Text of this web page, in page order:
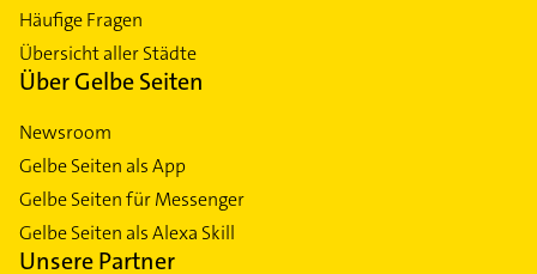
Häufige Fragen
Übersicht aller Städte
Über Gelbe Seiten
Newsroom
Gelbe Seiten als App
Gelbe Seiten für Messenger
Gelbe Seiten als Alexa Skill
Unsere Partner